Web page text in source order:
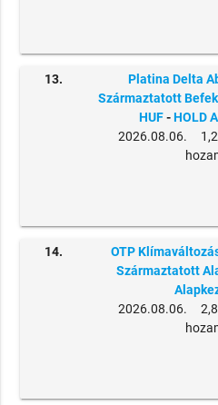
13.
Platina Delta
Származtatott
HUF-HOLD
2026.08.06.
14.
OTP
Származtatott
2026.08.06.